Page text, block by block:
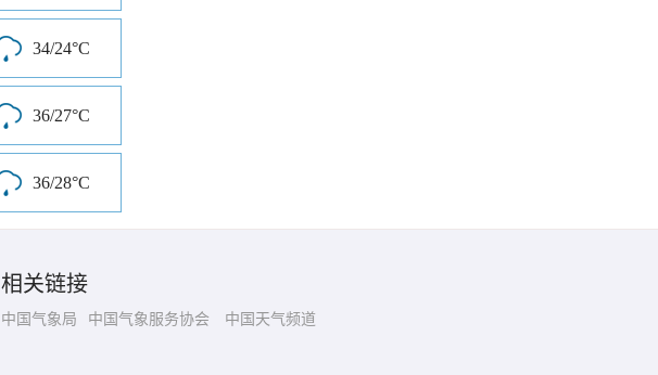
34/24°C
36/27°C
36/28°C
相关链接
中国气象局 中国气象服务协会 中国天气频道